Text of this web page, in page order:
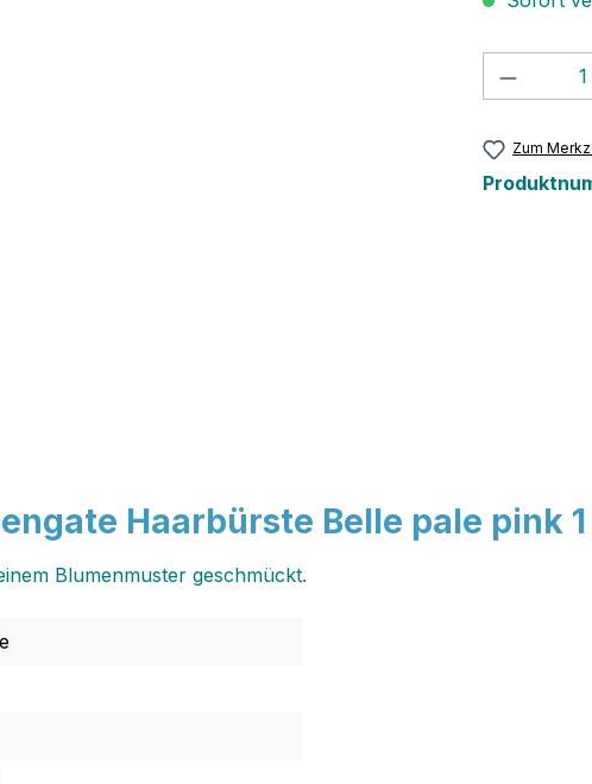
Zum
Haarbürste Belle pale pink
Blumenmuster geschmückt.